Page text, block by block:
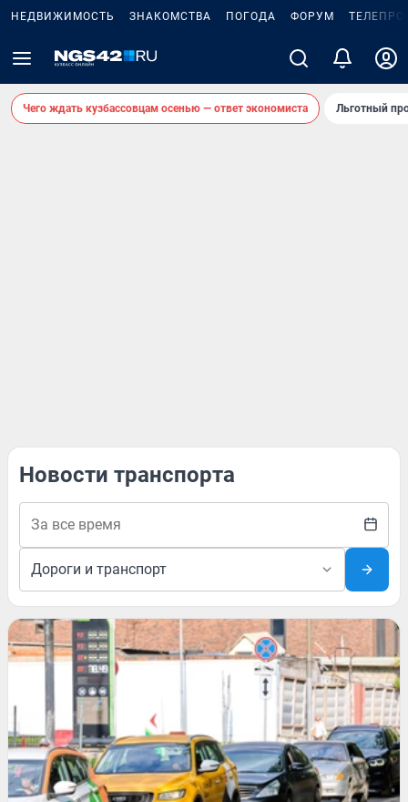
НЕДВИЖИМОСТЬ ЗНАКОМСТВА ПОГОДА ФОРУМ
Чего ждать кузбассовцам осенью — ответ экономиста Льготный
Новости транспорта